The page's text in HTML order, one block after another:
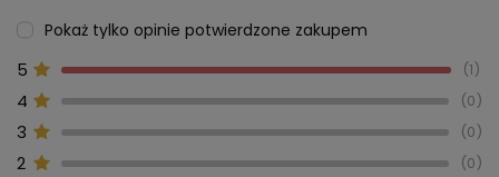
Pokaż tylko opinie potwierdzone zakupem
5 1
4 0
3 0
2 0